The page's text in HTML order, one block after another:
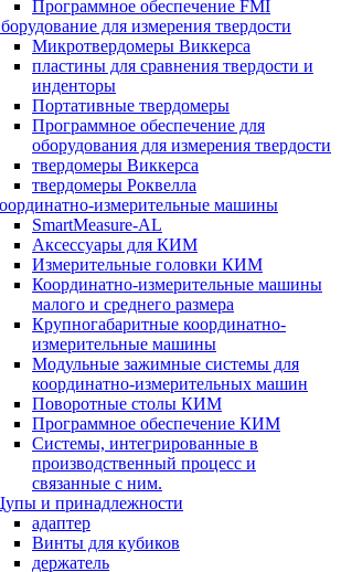
Программное обеспечение FMI
для измерения твердости
Микротвердомеры Виккерса
пластины для сравнения твердости и
инденторы
Портативные твердомеры
Программное обеспечение для
оборудования для измерения твердости
твердомеры Виккерса
твердомеры Роквелла
измерительные машины
SmartMeasure-AL
Аксессуары для КИМ
Измерительные головки КИМ
Координатно-измерительные машины
малого и среднего размера
Крупногабаритные координатно-
измерительные машины
Модульные зажимные системы для
координатно-измерительных машин
Поворотные столы КИМ
Программное обеспечение КИМ
Системы, интегрированные в
производственный процесс и
связанные с ним.
и принадлежности
адаптер
Винты для кубиков
держатель